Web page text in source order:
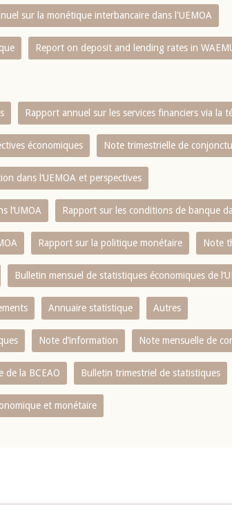
sur la monétique interbancaire dans l'UEMOA
Report on deposit and lending rates in
Rapport annuel sur les services financiers via la
économiques Note trimestrielle de
dans l‘UEMOA et perspectives
l‘UMOA Rapport sur les conditions de banque
Rapport sur la politique monétaire Note
Bulletin mensuel de statistiques économiques de
Annuaire statistique Autres
Note d’information Note mensuelle de
de la BCEAO Bulletin trimestriel de statistiques
et monétaire